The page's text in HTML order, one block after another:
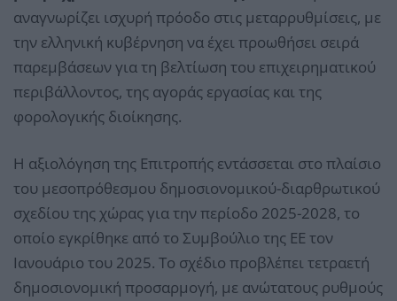
αναγνωρίζει ισχυρή πρόοδο στις μεταρρυθμίσεις, με
την ελληνική κυβέρνηση να έχει προωθήσει σειρά
παρεμβάσεων για τη βελτίωση του επιχειρηματικού
περιβάλλοντος, της αγοράς εργασίας και της
φορολογικής διοίκησης.
Η αξιολόγηση της Επιτροπής εντάσσεται στο πλαίσιο
του μεσοπρόθεσμου δημοσιονομικού-διαρθρωτικού
σχεδίου της χώρας για την περίοδο 2025-2028, το
οποίο εγκρίθηκε από το Συμβούλιο της ΕΕ τον
Ιανουάριο του 2025. Το σχέδιο προβλέπει τετραετή
δημοσιονομική προσαρμογή, με ανώτατους ρυθμούς